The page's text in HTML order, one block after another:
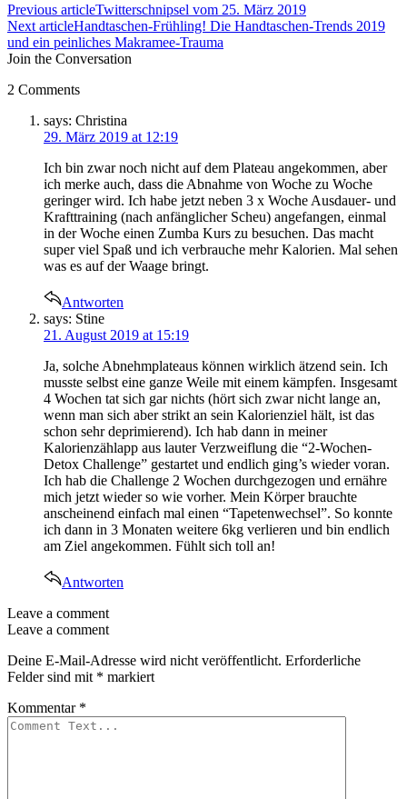
Previous articleTwitterschnipsel vom 25. März 2019
Next articleHandtaschen-Frühling! Die Handtaschen-Trends 2019
und ein peinliches Makramee-Trauma
Join the Conversation
2 Comments
says: Christina
29. März 2019 at 12:19
Ich bin zwar noch nicht auf dem Plateau angekommen, aber
ich merke auch, dass die Abnahme von Woche zu Woche
geringer wird. Ich habe jetzt neben 3 x Woche Ausdauer- und
Krafttraining (nach anfänglicher Scheu) angefangen, einmal
in der Woche einen Zumba Kurs zu besuchen. Das macht
super viel Spaß und ich verbrauche mehr Kalorien. Mal sehen
was es auf der Waage bringt.
Antworten
says: Stine
21. August 2019 at 15:19
Ja, solche Abnehmplateaus können wirklich ätzend sein. Ich
musste selbst eine ganze Weile mit einem kämpfen. Insgesamt
4 Wochen tat sich gar nichts (hört sich zwar nicht lange an,
wenn man sich aber strikt an sein Kalorienziel hält, ist das
schon sehr deprimierend). Ich hab dann in meiner
Kalorienzählapp aus lauter Verzweiflung die “2-Wochen-
Detox Challenge” gestartet und endlich ging’s wieder voran.
Ich hab die Challenge 2 Wochen durchgezogen und ernähre
mich jetzt wieder so wie vorher. Mein Körper brauchte
anscheinend einfach mal einen “Tapetenwechsel”. So konnte
ich dann in 3 Monaten weitere 6kg verlieren und bin endlich
am Ziel angekommen. Fühlt sich toll an!
Antworten
Leave a comment
Leave a comment
Deine E-Mail-Adresse wird nicht veröffentlicht. Erforderliche
Felder sind mit * markiert
Kommentar *